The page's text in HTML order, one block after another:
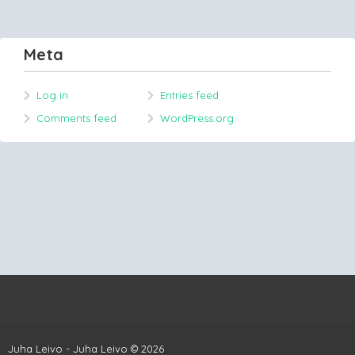
Meta
Log in
Entries feed
Comments feed
WordPress.org
Juha Leivo - Juha Leivo © 2026